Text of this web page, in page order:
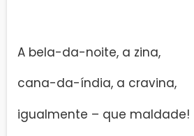
A bela-da-noite, a zina,
cana-da-índia, a cravina,
igualmente – que maldade!